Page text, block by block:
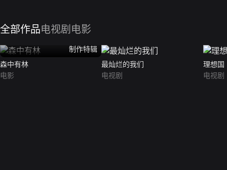
际上也是小有名气了。主要作品有《再生人》
全部作品电视剧 电影
制作特辑
森中有林
电影
最灿烂的我们
电视剧
理想国
电视剧